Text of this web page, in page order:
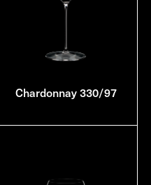
Chardonnay 330/97